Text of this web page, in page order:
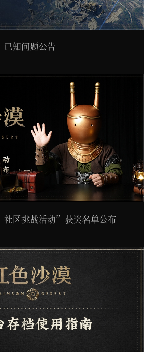
已知问题公告
社区挑战活动”获奖名单公布